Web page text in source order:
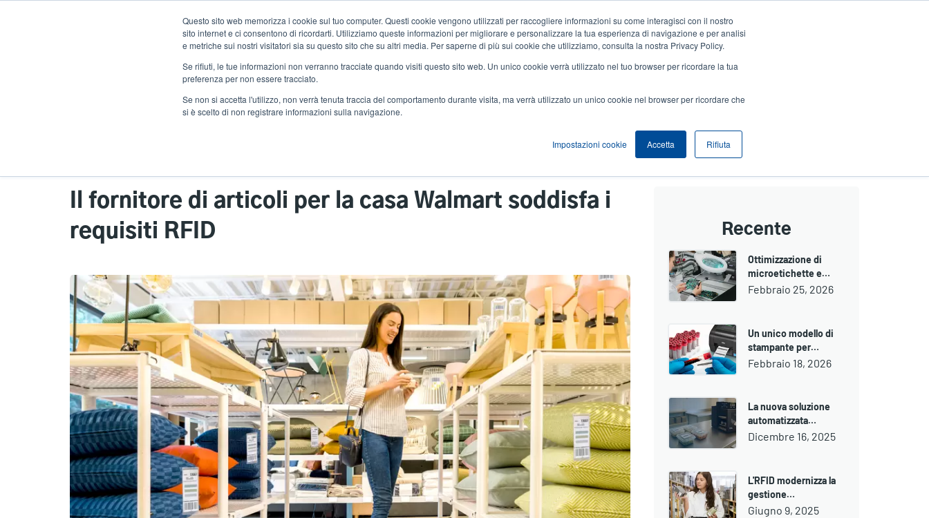
Questo sito web memorizza i cookie sul tuo computer. Questi cookie vengono utilizzati per raccogliere informazioni su come interagisci con il nostro
sito internet e ci consentono di ricordarti. Utilizziamo queste informazioni per migliorare e personalizzare la tua esperienza di navigazione e per analisi
e metriche sui nostri visitatori sia su questo sito che su altri media. Per saperne di più sui cookie che utilizziamo, consulta la nostra Privacy Policy.
Se rifiuti, le tue informazioni non verranno tracciate quando visiti questo sito web. Un unico cookie verrà utilizzato nel tuo browser per ricordare la tua
preferenza per non essere tracciato.
Se non si accetta l'utilizzo, non verrà tenuta traccia del comportamento durante visita, ma verrà utilizzato un unico cookie nel browser per ricordare che
si è scelto di non registrare informazioni sulla navigazione.
Impostazioni cookie Accetta Rifiuta
User
account
Notizie ed eventi Azienda
User
Anonymous
Accedi / Registrati
Prodotti Soluzioni Servizi Supporto e download Partner Seleziona Prodotti
Il fornitore di articoli per la casa Walmart soddisfa i requisiti RFID
Il fornitore di articoli per la casa Walmart soddisfa i
requisiti RFID
Recente
Ottimizzazione di
microetichette e…
Febbraio 25, 2026
Un unico modello di
stampante per…
Febbraio 18, 2026
La nuova soluzione
automatizzata…
Dicembre 16, 2025
L'RFID modernizza la
gestione…
Giugno 9, 2025